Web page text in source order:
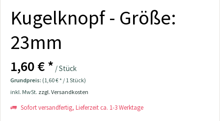
Kugelknopf - Größe:
23mm
1,60 € * / Stück
Grundpreis: (1,60 € * / 1 Stück)
inkl. MwSt. zzgl. Versandkosten
Sofort versandfertig, Lieferzeit ca. 1-3 Werktage